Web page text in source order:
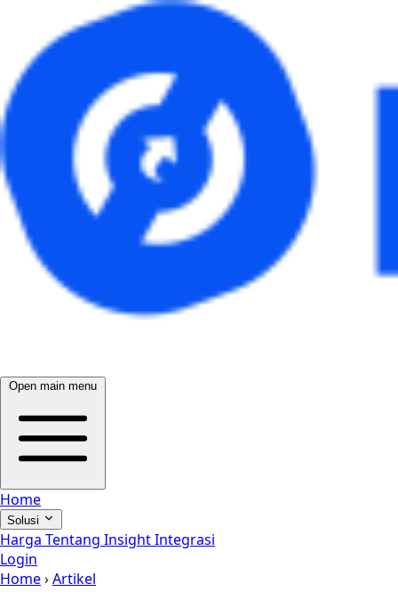
Open main menu
Home
Solusi
Harga Tentang InsightIntegrasi
Login
Home›Artikel